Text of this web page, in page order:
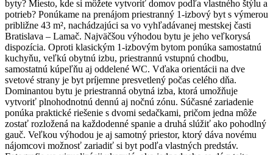
byty? Miesto, kde si môžete vytvoriť domov podľa vlastného štýlu a
potrieb? Ponúkame na prenájom priestranný 1-izbový byt s výmerou
približne 43 m², nachádzajúci sa vo vyhľadávanej mestskej časti
Bratislava – Lamač. Najväčšou výhodou bytu je jeho veľkorysá
dispozícia. Oproti klasickým 1-izbovým bytom ponúka samostatnú
kuchyňu, veľkú obytnú izbu, priestrannú vstupnú chodbu,
samostatnú kúpeľňu aj oddelené WC. Vďaka orientácii na dve
svetové strany je byt príjemne presvetlený počas celého dňa.
Dominantou bytu je priestranná obytná izba, ktorá umožňuje
vytvoriť plnohodnotnú dennú aj nočnú zónu. Súčasné zariadenie
ponúka praktické riešenie s dvomi sedačkami, pričom jedna môže
zostať rozložená na každodenné spanie a druhá slúžiť ako pohodlný
gauč. Veľkou výhodou je aj samotný priestor, ktorý dáva novému
nájomcovi možnosť zariadiť si byt podľa vlastných predstáv.